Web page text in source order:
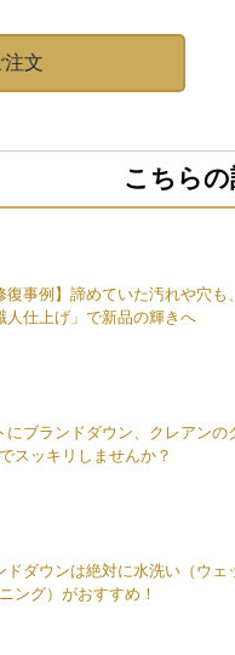
注文
こちら
復事例】諦めていた汚れや穴も
人仕上げ」で新品の輝きへ
にブランドダウン、クレアンの
スッキリしませんか？
ドダウンは絶対に水洗い（ウェ
ング）がおすすめ！